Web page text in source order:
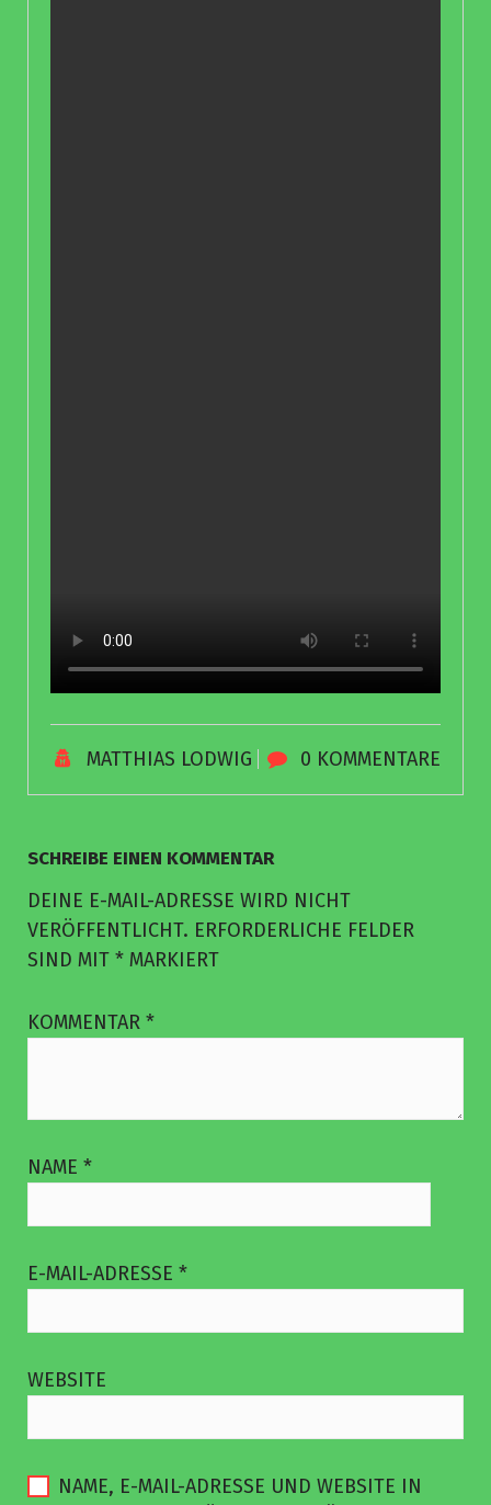
MATTHIAS LODWIG 0 KOMMENTARE
SCHREIBE EINEN KOMMENTAR
DEINE E-MAIL-ADRESSE WIRD NICHT
VERÖFFENTLICHT. ERFORDERLICHE FELDER
SIND MIT * MARKIERT
KOMMENTAR *
NAME *
E-MAIL-ADRESSE *
WEBSITE
NAME, E-MAIL-ADRESSE UND WEBSITE IN